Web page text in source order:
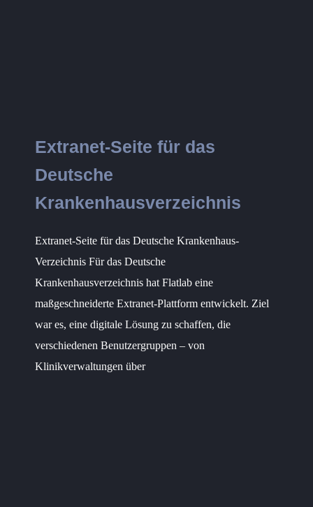
Extranet-Seite für das
Deutsche
Krankenhausverzeichnis
Extranet-Seite für das Deutsche Krankenhaus-
Verzeichnis Für das Deutsche
Krankenhausverzeichnis hat Flatlab eine
maßgeschneiderte Extranet-Plattform entwickelt. Ziel
war es, eine digitale Lösung zu schaffen, die
verschiedenen Benutzergruppen – von
Klinikverwaltungen über